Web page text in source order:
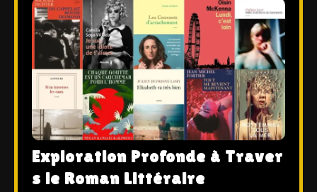
Exploration Profonde à Traver
s le Roman Littéraire